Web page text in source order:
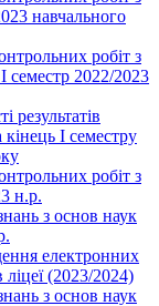
навчального
робіт з
семестр 2022/2023
результатів
І семестру
робіт з
н.р.
з основ наук
електронних
(2023/2024)
з основ наук